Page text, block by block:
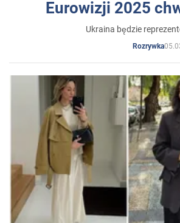
Eurowizji 2025
Ukraina będzie
Rozrywka